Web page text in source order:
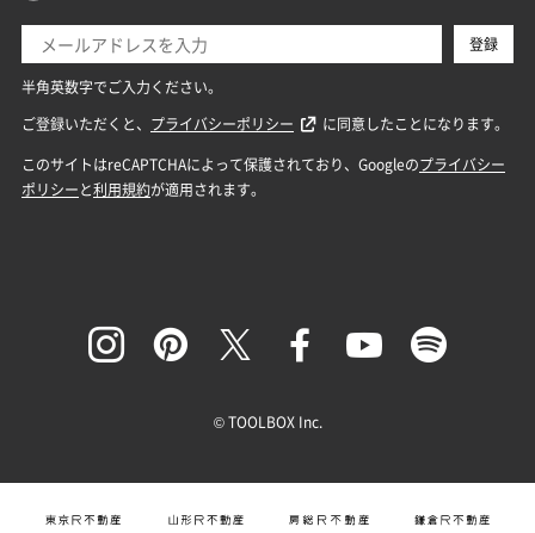
© TOOLBOX Inc.